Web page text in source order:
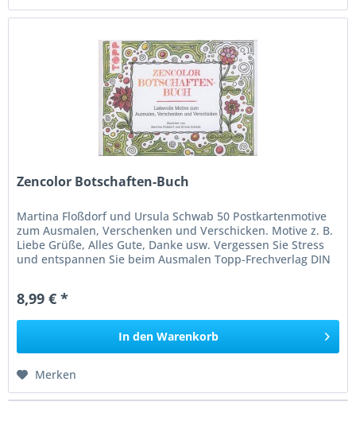
Zencolor Botschaften-Buch
Martina Floßdorf und Ursula Schwab 50 Postkartenmotive
zum Ausmalen, Verschenken und Verschicken. Motive z. B.
Liebe Grüße, Alles Gute, Danke usw. Vergessen Sie Stress
und entspannen Sie beim Ausmalen Topp-Frechverlag DIN
8,99 € *
In den Warenkorb
Merken